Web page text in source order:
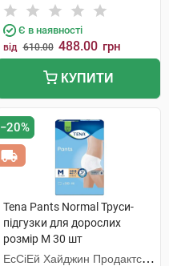
Хугезанд
Є в наявності
від 610.00 488.00 грн
КУПИТИ
−20%
Tena Pants Normal Труси-
підгузки для дорослих
розмір M 30 шт
ЕсСіЕй Хайджин Продактс